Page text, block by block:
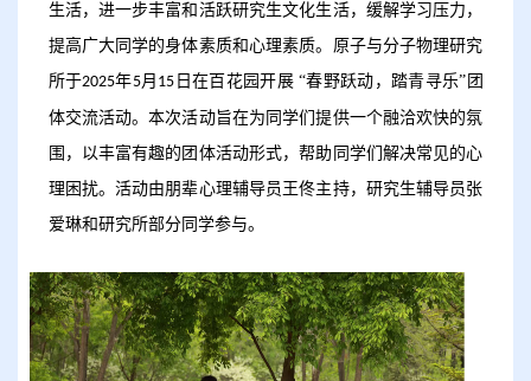
生活，进一步丰富和活跃研究生文化生活，缓解学习压力，
提高广大同学的身体素质和心理素质。原子与分子物理研究
所于2025年5月 15 日在百花园开展 “春野跃动，踏青寻乐”团
体交流活动。本次活动旨在为同学们提供一个融洽欢快的氛
围，以丰富有趣的团体活动形式，帮助同学们解决常见的心
理困扰。活动由朋辈心理辅导员王佟主持，研究生辅导员张
爱琳和研究所部分同学参与。